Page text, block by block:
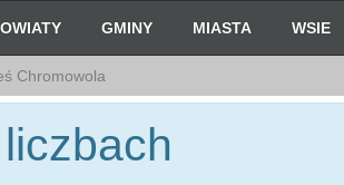
GMINY MIASTA WSIE
Chromowola